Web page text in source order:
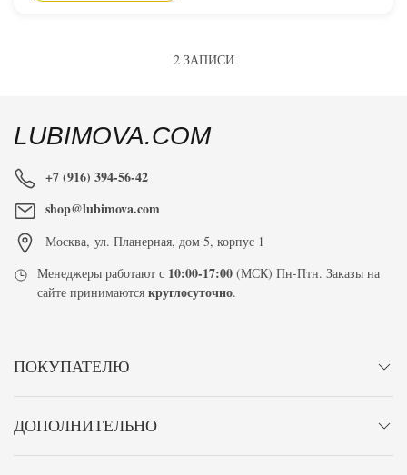
2 ЗАПИСИ
LUBIMOVA.COM
+7 (916) 394-56-42
shop@lubimova.com
Москва, ул. Планерная, дом 5, корпус 1
Менеджеры работают с 10:00-17:00 (МСК) Пн-Птн. Заказы на
сайте принимаютсякруглосуточно.
ПОКУПАТЕЛЮ
ДОПОЛНИТЕЛЬНО